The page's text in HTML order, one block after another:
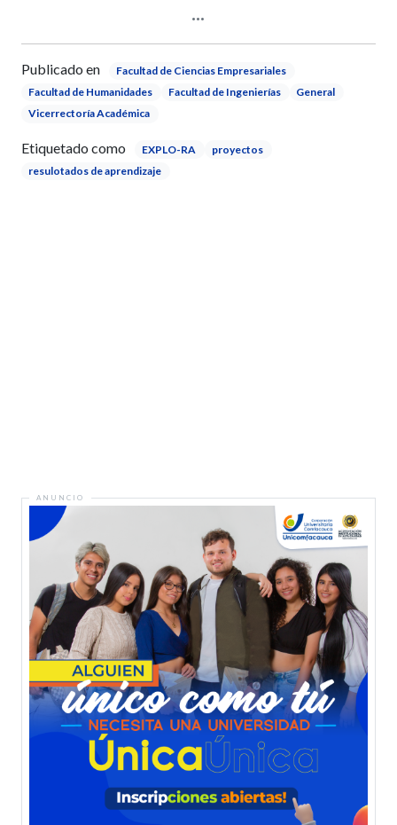
Publicado en
Facultad de Ciencias Empresariales
Facultad de Humanidades
Facultad de Ingenierías
General
Vicerrectoría Académica
Etiquetado como EXPLO-RA
proyectos
resulotados de aprendizaje